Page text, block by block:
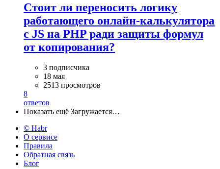
Стоит ли переносить логику
работающего онлайн-калькулятора
с JS на PHP ради защиты формул
от копирования?
3 подписчика
18 мая
2513 просмотров
8
ответов
Показать ещё Загружается…
© Habr
О сервисе
Правила
Обратная связь
Блог